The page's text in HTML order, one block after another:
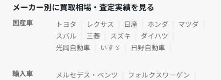
メーカー別に買取相場・査定実績を見る
国産車 トヨタ レクサス 日産 ホンダ
マツダ
スバル
三菱 スズキ
ダイハツ
光岡自動車
いすゞ 日野自動車
輸入車 メルセデス・ベンツ
フォルクスワーゲン